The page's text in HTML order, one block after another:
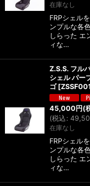
在庫なし
FRPシェル
ンプルな各
しらった エ
ィな…
Z.S.S. フル
シェル パー
ゴ [
45,000円(
(税込:
在庫なし
FRPシェル
ンプルな各
しらった エ
ィな…